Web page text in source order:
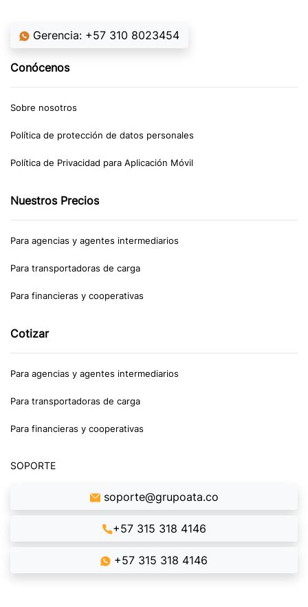
Gerencia: +57 310 8023454
Conócenos
Sobre nosotros
Política de protección de datos personales
Política de Privacidad para Aplicación Móvil
Nuestros Precios
Para agencias y agentes intermediarios
Para transportadoras de carga
Para financieras y cooperativas
Cotizar
Para agencias y agentes intermediarios
Para transportadoras de carga
Para financieras y cooperativas
SOPORTE
soporte@grupoata.co
+57 315 318 4146
+57 315 318 4146